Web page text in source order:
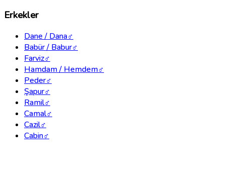
Erkekler
Dane / Dana♂
Babür / Babur♂
Farviz♂
Hamdam / Hemdem♂
Peder♂
Şapur♂
Ramil♂
Camal♂
Cazil♂
Cabin♂